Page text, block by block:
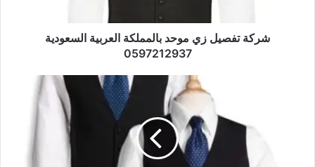
شركة تفصيل زي موحد بالمملكة العربية السعودية
0597212937